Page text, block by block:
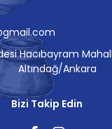
Hacıbayram
Altındağ/Ankara
Bizi Takip Edin